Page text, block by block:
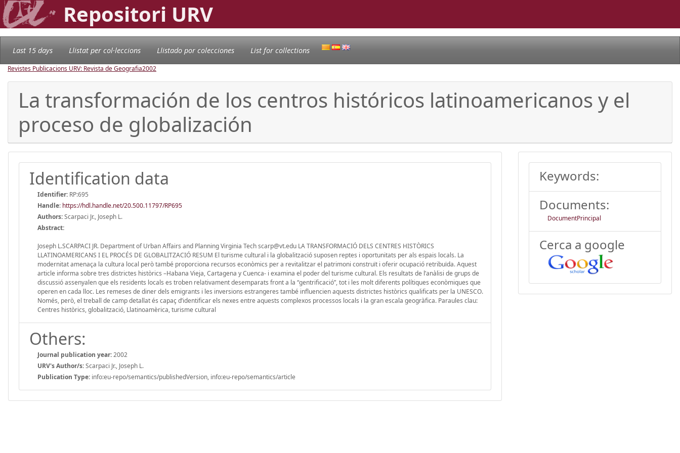
Repositori URV
Last 15 days Llistat per col·leccions Llistado por colecciones List for collections
Revistes Publicacions URV: Revista de Geografia2002
La transformación de los centros históricos latinoamericanos y el
proceso de globalización
Identification data
Identifier: RP:695
Handle: https://hdl.handle.net/20.500.11797/RP695
Authors:Scarpaci Jr., Joseph L.
Abstract:
Joseph L.SCARPACI JR. Department of Urban Affairs and Planning Virginia Tech scarp@vt.edu LA TRANSFORMACIÓ DELS CENTRES HISTÒRICS
LLATINOAMERICANS I EL PROCÉS DE GLOBALITZACIÓ RESUM El turisme cultural i la globalització suposen reptes i oportunitats per als espais locals. La
modernitat amenaça la cultura local però també proporciona recursos econòmics per a revitalitzar el patrimoni construït i oferir ocupació retribuïda. Aquest
article informa sobre tres districtes històrics –Habana Vieja, Cartagena y Cuenca- i examina el poder del turisme cultural. Els resultats de l’anàlisi de grups de
discussió assenyalen que els residents locals es troben relativament desemparats front a la “gentrificació”, tot i les molt diferents polítiques econòmiques que
operen en cada lloc. Les remeses de diner dels emigrants i les inversions estrangeres també influencien aquests districtes històrics qualificats per la UNESCO.
Només, però, el treball de camp detallat és capaç d’identificar els nexes entre aquests complexos processos locals i la gran escala geogràfica. Paraules clau:
Centres històrics, globalització, Llatinoamèrica, turisme cultural
Others:
Journal publication year:2002
URV's Author/s:Scarpaci Jr., Joseph L.
Publication Type: info:eu-repo/semantics/publishedVersion, info:eu-repo/semantics/article
Keywords:
Documents:
DocumentPrincipal
Cerca a google